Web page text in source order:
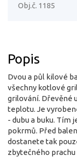
Obj.č. 1185
Popis
Dvou a půl kilové
všechny kotlové
grilování. Dřevěné
teplotu. Je
- dubu a buku. Tím
pokrmů. Před
dostanete tak
zbytečného prachu